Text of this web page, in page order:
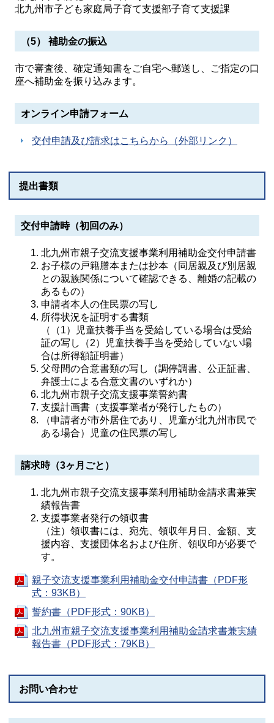
北九州市子ども家庭局子育て支援部子育て支援課
（5） 補助金の振込
市で審査後、確定通知書をご自宅へ郵送し、ご指定の口
座へ補助金を振り込みます。
オンライン申請フォーム
交付申請及び請求はこちらから（外部リンク）
提出書類
交付申請時（初回のみ）
北九州市親子交流支援事業利用補助金交付申請書
お子様の戸籍謄本または抄本（同居親及び別居親
との親族関係について確認できる、離婚の記載の
あるもの）
申請者本人の住民票の写し
所得状況を証明する書類
（（1）児童扶養手当を受給している場合は受給
証の写し（2）児童扶養手当を受給していない場
合は所得額証明書）
父母間の合意書類の写し（調停調書、公正証書、
弁護士による合意文書のいずれか）
北九州市親子交流支援事業誓約書
支援計画書（支援事業者が発行したもの）
（申請者が市外居住であり、児童が北九州市民で
ある場合）児童の住民票の写し
請求時（3ヶ月ごと）
北九州市親子交流支援事業利用補助金請求書兼実
績報告書
支援事業者発行の領収書
（注）領収書には、宛先、領収年月日、金額、支
援内容、支援団体名および住所、領収印が必要で
す。
親子交流支援事業利用補助金交付申請書（PDF形
式：93KB）
誓約書（PDF形式：90KB）
北九州市親子交流支援事業利用補助金請求書兼実績
報告書（PDF形式：79KB）
お問い合わせ